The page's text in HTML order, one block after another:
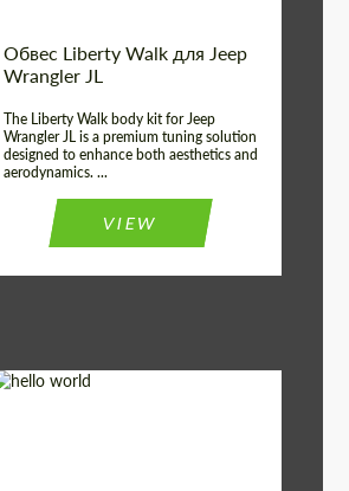
Обвес Liberty Walk для Jeep
Wrangler JL
The Liberty Walk body kit for Jeep
Wrangler JL is a premium tuning solution
designed to enhance both aesthetics and
aerodynamics. ...
VIEW